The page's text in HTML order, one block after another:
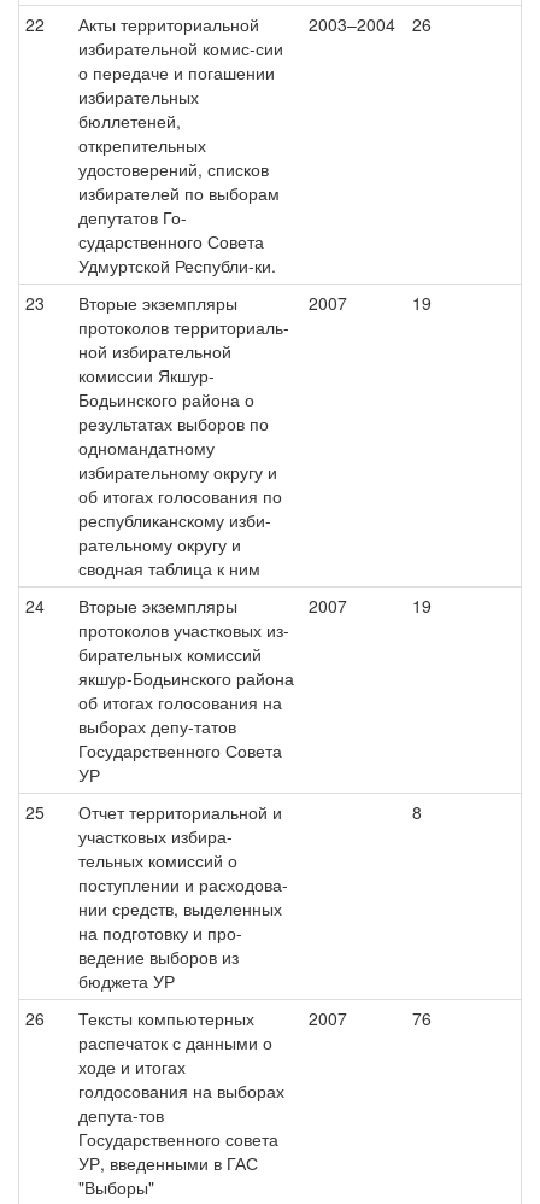
22
Акты территориальной
избирательной комис-сии
о передаче и погашении
избирательных
бюллетеней,
открепительных
удостоверений, списков
избирателей по выборам
депутатов Го-
сударственного Совета
Удмуртской Республи-ки.
2003–2004 26
23
Вторые экземпляры
протоколов территориаль-
ной избирательной
комиссии Якшур-
Бодьинского района о
результатах выборов по
одномандатному
избирательному округу и
об итогах голосования по
республиканскому изби-
рательному округу и
сводная таблица к ним
2007 19
24
Вторые экземпляры
протоколов участковых из-
бирательных комиссий
якшур-Бодьинского района
об итогах голосования на
выборах депу-татов
Государственного Совета
УР
2007 19
25
Отчет территориальной и
участковых избира-
тельных комиссий о
поступлении и расходова-
нии средств, выделенных
на подготовку и про-
ведение выборов из
бюджета УР
8
26
Тексты компьютерных
распечаток с данными о
ходе и итогах
голдосования на выборах
депута-тов
Государственного совета
УР, введенными в ГАС
"Выборы"
2007 76